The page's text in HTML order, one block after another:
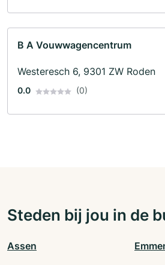
B A Vouwwagencentrum
Westeresch 6, 9301 ZW Roden
0.0 (0)
Steden bij jou in de
Assen